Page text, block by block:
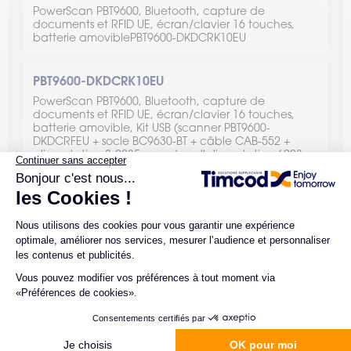
PowerScan PBT9600, Bluetooth, capture de
documents et RFID UE, écran/clavier 16 touches,
batterie amoviblePBT9600-DKDCRK10EU
PBT9600-DKDCRK10EU
PowerScan PBT9600, Bluetooth, capture de
documents et RFID UE, écran/clavier 16 touches,
batterie amovible, Kit USB (scanner PBT9600-
DKDCRFEU + socle BC9630-BT + câble CAB-552 +
alimentation 8-0935 + cordon d'alimentation 6003-
0940)
PBT9600-DKDCRFUS
PowerScan PBT9600, Bluetooth, capture de
documents et RFID États-Unis, écran/clavier 16
touches, batterie amovible
VOIR TOUTES LES RÉFÉRENCES
PBT9600-DKDCRK10US
PowerScan PBT9600, Bluetooth, capture de
PBT9600-SRRFEU
PowerScan PBT9600, Bluetooth, portée standard et
PBT9600-SRRFK10EU
PowerScan PBT9600, Bluetooth, portée standard et
PBT9600-SRRFUS
PowerScan PBT9600, Bluetooth, portée standard et
PBT9600-SRRFK10US
PowerScan PBT9600, Bluetooth, portée standard et